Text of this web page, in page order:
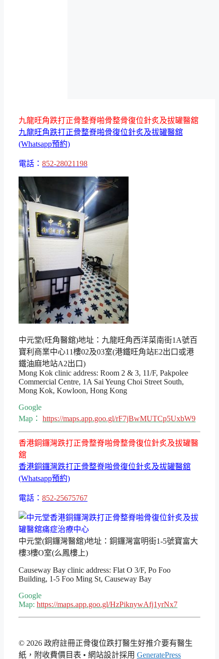
九龍旺角跌打正骨整脊啪骨整骨復位針炙及拔罐醫舘
九龍旺角跌打正骨整脊啪骨復位針炙及拔罐醫舘
(Whatsapp預約)
電話： 852-28021198
中元堂(旺角醫舘)地址：九龍旺角西洋菜南街1A號百
寶利商業中心11樓02及03室(港鐵旺角站E2出口或港
鐵油麻地站A2出口)
Mong Kok clinic address: Room 2 & 3, 11/F, Pakpolee
Commercial Centre, 1A Sai Yeung Choi Street South,
Mong Kok, Kowloon, Hong Kong
Google
Map： https://maps.app.goo.gl/rF7jBwMUTCp5UxbW9
香港銅鑼灣跌打正骨整脊啪骨整骨復位針炙及拔罐醫
舘
香港銅鑼灣跌打正骨整脊啪骨復位針炙及拔罐醫舘
(Whatsapp預約)
電話： 852-25675767
中元堂(銅鑼灣醫舘)地址：銅鑼灣富明街1-5號寶富大
樓3樓O室(么鳳樓上)
Causeway Bay clinic address: Flat O 3/F, Po Foo
Building, 1-5 Foo Ming St, Causeway Bay
Google
Map: https://maps.app.goo.gl/HzPiknywAfj1yrNx7
© 2026 政府註冊正骨復位跌打醫生好推介要有醫生
紙，附收費價目表 • 網站設計採用 GeneratePress